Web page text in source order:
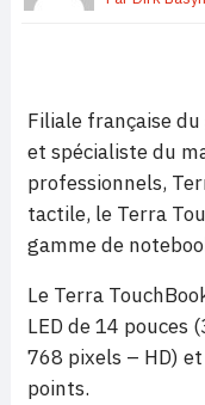
Filiale française
et spécialiste du
professionnels,
tactile, le Terra
gamme de
Le Terra
LED de 14 pouces
768 pixels – HD)
points.